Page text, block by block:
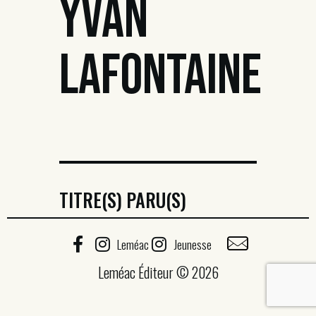
YVAN
LAFONTAINE
TITRE(S) PARU(S)
Leméac Jeunesse
Leméac Éditeur © 2026